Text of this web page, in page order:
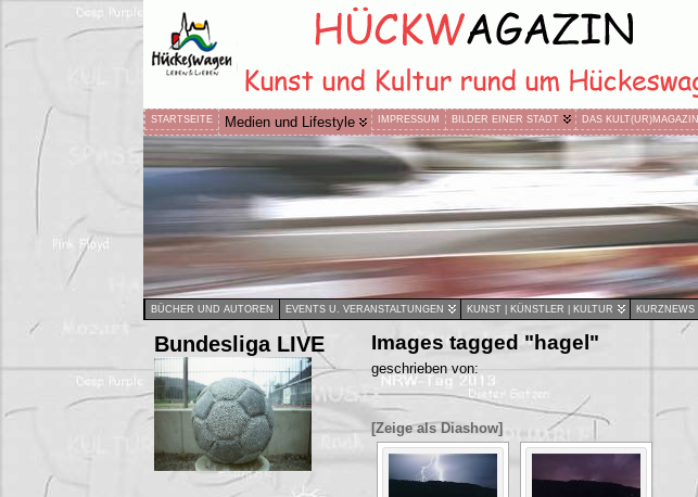
STARTSEITE Medien und Lifestyle IMPRESSUM BILDER EINER STADT DAS KULT(UR)MAGAZIN
BÜCHER UND AUTOREN EVENTS U. VERANSTALTUNGEN KUNST | KÜNSTLER | KULTUR KURZNEWS
Bundesliga LIVE Images tagged "hagel"
geschrieben von:
[Zeige als Diashow]